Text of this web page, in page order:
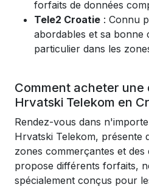
forfaits de données
Tele2 Croatie : Connu
abordables et sa bonne
particulier dans les
Comment acheter
Hrvatski Telekom en
Rendez-vous dans
Hrvatski Telekom, présente
zones commerçantes et des
propose différents forfaits,
spécialement conçus pour